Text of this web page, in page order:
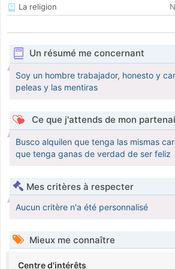
La religion
Un résumé me concernant
Soy un hombre trabajador, honesto y
peleas y las mentiras
Ce que j'attends de mon
Busco alquilen que tenga las mismas
que tenga ganas de verdad de ser feliz
Mes critères à respecter
Aucun critère n'a été personnalisé
Mieux me connaître
Centre d'intérêts